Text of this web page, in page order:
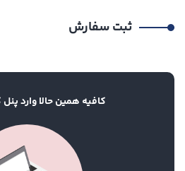
ثبت سفارش
کافیه همین حالا وارد